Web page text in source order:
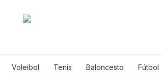
Voleibol Tenis Baloncesto Fútbol